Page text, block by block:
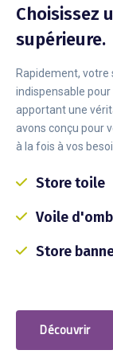
Choisissez
supérieure.
Rapidement, votre
indispensable
apportant une
avons conçu pour
à la fois à vos
Store toile
Voile
Store
Découvrir